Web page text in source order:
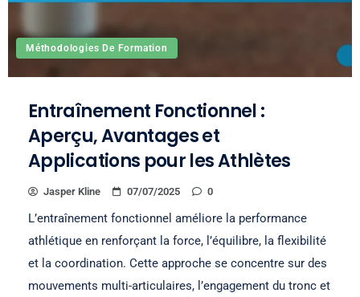
Méthodologies De Formation
Entraînement Fonctionnel :
Aperçu, Avantages et
Applications pour les Athlètes
Jasper Kline 07/07/2025 0
L’entraînement fonctionnel améliore la performance
athlétique en renforçant la force, l’équilibre, la flexibilité
et la coordination. Cette approche se concentre sur des
mouvements multi-articulaires, l’engagement du tronc et